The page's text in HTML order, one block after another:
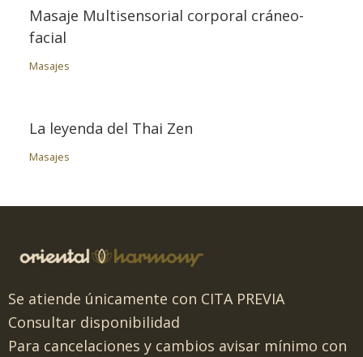
Masaje Multisensorial corporal cráneo-
facial
Masajes
La leyenda del Thai Zen
Masajes
Se atiende únicamente con CITA PREVIA
Consultar disponibilidad
Para cancelaciones y cambios avisar mínimo con